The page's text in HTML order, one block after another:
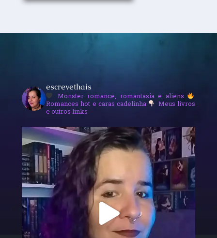
escrevethais
Monster romance, romantasia e aliens
Romances hot e caras cadelinha
Meus livros
e outros links